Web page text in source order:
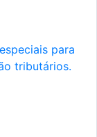
para
tributários.